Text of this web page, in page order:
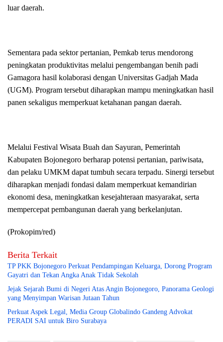
luar daerah.
Sementara pada sektor pertanian, Pemkab terus mendorong
peningkatan produktivitas melalui pengembangan benih padi
Gamagora hasil kolaborasi dengan Universitas Gadjah Mada
(UGM). Program tersebut diharapkan mampu meningkatkan hasil
panen sekaligus memperkuat ketahanan pangan daerah.
Melalui Festival Wisata Buah dan Sayuran, Pemerintah
Kabupaten Bojonegoro berharap potensi pertanian, pariwisata,
dan pelaku UMKM dapat tumbuh secara terpadu. Sinergi tersebut
diharapkan menjadi fondasi dalam memperkuat kemandirian
ekonomi desa, meningkatkan kesejahteraan masyarakat, serta
mempercepat pembangunan daerah yang berkelanjutan.
(Prokopim/red)
Berita Terkait
TP PKK Bojonegoro Perkuat Pendampingan Keluarga, Dorong Program
Gayatri dan Tekan Angka Anak Tidak Sekolah
Jejak Sejarah Bumi di Negeri Atas Angin Bojonegoro, Panorama Geologi
yang Menyimpan Warisan Jutaan Tahun
Perkuat Aspek Legal, Media Group Globalindo Gandeng Advokat
PERADI SAI untuk Biro Surabaya